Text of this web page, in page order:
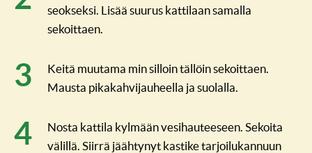
seokseksi. Lisää suurus kattilaan samalla
sekoittaen.
Keitä muutama min silloin tällöin sekoittaen.
Mausta pikakahvijauheella ja suolalla.
Nosta kattila kylmään vesihauteeseen. Sekoita
välillä. Siirrä jäähtynyt kastike tarjoilukannuun